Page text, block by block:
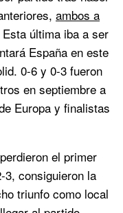
ambos a
Esta última iba a ser
España en este
0-6 y 0-3 fueron
en septiembre a
Europa y finalistas
el primer
3, consiguieron la
triunfo como local